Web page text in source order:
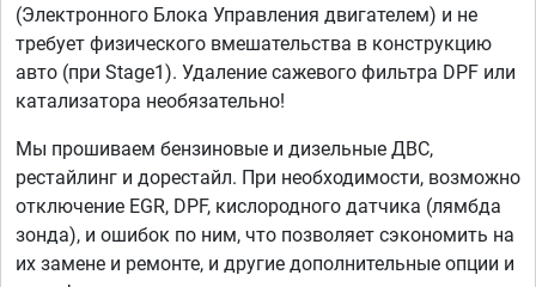
(Электронного Блока Управления двигателем) и не
требует физического вмешательства в конструкцию
авто (при Stage1). Удаление сажевого фильтра DPF или
катализатора необязательно!
Мы прошиваем бензиновые и дизельные ДВС,
рестайлинг и дорестайл. При необходимости, возможно
отключение EGR, DPF, кислородного датчика (лямбда
зонда), и ошибок по ним, что позволяет сэкономить на
их замене и ремонте, и другие дополнительные опции и